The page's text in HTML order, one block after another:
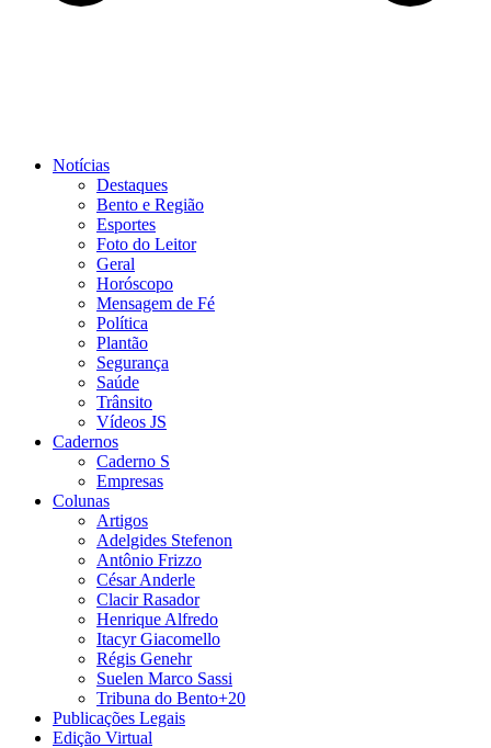
Notícias
Destaques
Bento e Região
Esportes
Foto do Leitor
Geral
Horóscopo
Mensagem de Fé
Política
Plantão
Segurança
Saúde
Trânsito
Vídeos JS
Cadernos
Caderno S
Empresas
Colunas
Artigos
Adelgides Stefenon
Antônio Frizzo
César Anderle
Clacir Rasador
Henrique Alfredo
Itacyr Giacomello
Régis Genehr
Suelen Marco Sassi
Tribuna do Bento+20
Publicações Legais
Edição Virtual